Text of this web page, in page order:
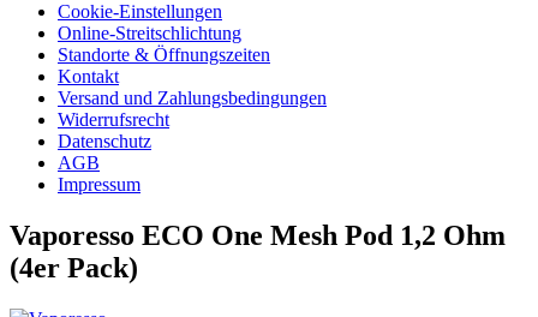
Cookie-Einstellungen
Online-Streitschlichtung
Standorte & Öffnungszeiten
Kontakt
Versand und Zahlungsbedingungen
Widerrufsrecht
Datenschutz
AGB
Impressum
Vaporesso ECO One Mesh Pod 1,2 Ohm
(4er Pack)